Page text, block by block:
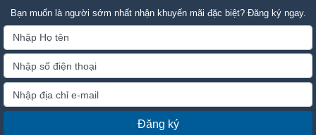
Bạn muốn là người sớm nhất nhận khuyến mãi đặc biệt? Đăng ký ngay.
Đăng ký